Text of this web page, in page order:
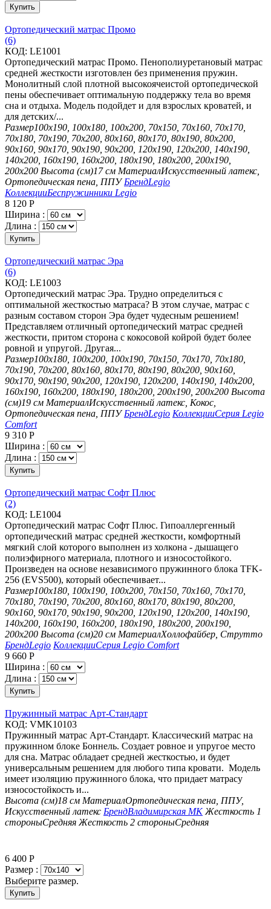
Купить
Ортопедический матрас Промо
(6)
КОД: LE1001
Ортопедический матрас Промо. Пенополиуретановый матрас
средней жесткости изготовлен без применения пружин.
Монолитный слой плотной высокоячеистой ортопедической
пены обеспечивает оптимальную поддержку тела во время
сна и отдыха. Модель подойдет и для взрослых кроватей, и
для детских/...
Размер100х190, 100х180, 100х200, 70х150, 70х160, 70х170,
70х180, 70х190, 70х200, 80х160, 80х170, 80х190, 80х200,
90х160, 90х170, 90х190, 90х200, 120х190, 120х200, 140х190,
140х200, 160х190, 160х200, 180х190, 180х200, 200х190,
200х200 Высота (см)17 см МатериалИскусственный латекс,
Ортопедическая пена, ППУ БрендLegio
КоллекцииБеспружинники Legio
8 120 Р
Ширина :
Длина :
Купить
Ортопедический матрас Эра
(6)
КОД: LE1003
Ортопедический матрас Эра. Трудно определиться с
оптимальной жесткостью матраса? В этом случае, матрас с
разным составом сторон Эра будет чудесным решением!
Представляем отличный ортопедический матрас средней
жесткости, притом сторона с кокосовой койрой будет более
ровной и упругой. Другая...
Размер100х180, 100х200, 100х190, 70х150, 70х170, 70х180,
70х190, 70х200, 80х160, 80х170, 80х190, 80х200, 90х160,
90х170, 90х190, 90х200, 120х190, 120х200, 140х190, 140х200,
160х190, 160х200, 180х190, 180х200, 200х190, 200х200 Высота
(см)19 см МатериалИскусственный латекс, Кокос,
Ортопедическая пена, ППУ БрендLegio КоллекцииСерия Legio
Comfort
9 310 Р
Ширина :
Длина :
Купить
Ортопедический матрас Софт Плюс
(2)
КОД: LE1004
Ортопедический матрас Софт Плюс. Гипоаллергенный
ортопедический матрас средней жесткости, комфортный
мягкий слой которого выполнен из холкона - дышащего
полиэфирного материала, плотного и износостойкого.
Произведен на основе независимого пружинного блока TFK-
256 (EVS500), который обеспечивает...
Размер100х180, 100х190, 100х200, 70х150, 70х160, 70х170,
70х180, 70х190, 70х200, 80х160, 80х170, 80х190, 80х200,
90х160, 90х170, 90х190, 90х200, 120х190, 120х200, 140х190,
140х200, 160х190, 160х200, 180х190, 180х200, 200х190,
200х200 Высота (см)20 см МатериалХоллофайбер, Струтто
БрендLegio КоллекцииСерия Legio Comfort
9 660 Р
Ширина :
Длина :
Купить
Пружинный матрас Арт-Стандарт
КОД: VMK10103
Пружинный матрас Арт-Стандарт. Классический матрас на
пружинном блоке Боннель. Создает ровное и упругое место
для сна. Матрас обладает средней жесткостью, и будет
универсальным решением для любого типа кровати. Модель
имеет изоляцию пружинного блока, что придает матрасу
износостойкость и...
Высота (см)18 см МатериалОртопедическая пена, ППУ,
Искусственный латекс БрендВладимирская МК Жесткость 1
стороныСредняя Жесткость 2 стороныСредняя
6 400 Р
Размер :
Выберите размер.
Купить